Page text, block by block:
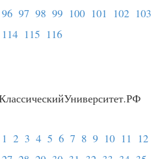
96 97 98 99 100 101 102 103
114 115 116
1 2 3 4 5 6 7 8 9 10 11 12